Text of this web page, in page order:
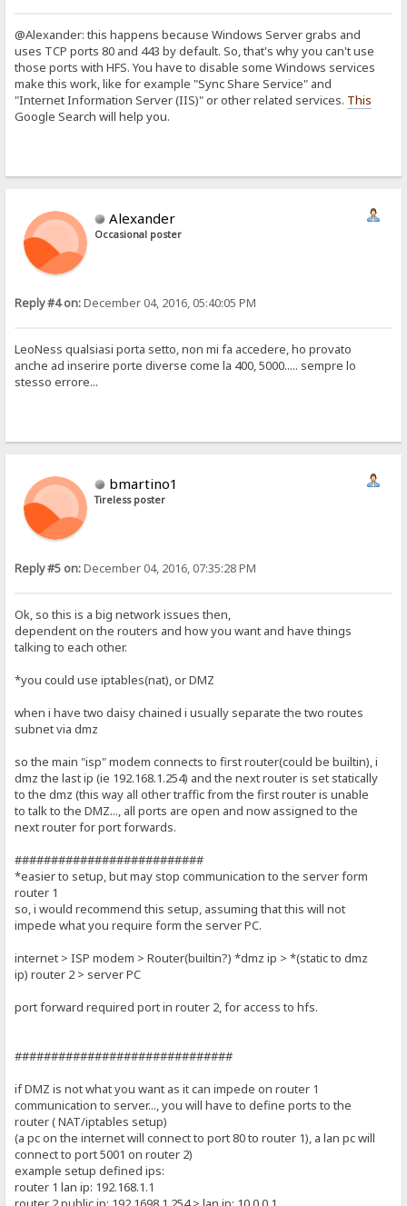
@Alexander: this happens because Windows Server grabs and
uses TCP ports 80 and 443 by default. So, that's why you can't use
those ports with HFS. You have to disable some Windows services
make this work, like for example "Sync Share Service" and
"Internet Information Server (IIS)" or other related services. This
Google Search will help you.
Alexander
Occasional poster
Reply #4 on:December 04, 2016, 05:40:05 PM
LeoNess qualsiasi porta setto, non mi fa accedere, ho provato
anche ad inserire porte diverse come la 400, 5000..... sempre lo
stesso errore...
bmartino1
Tireless poster
Reply #5 on:December 04, 2016, 07:35:28 PM
Ok, so this is a big network issues then,
dependent on the routers and how you want and have things
talking to each other.
*you could use iptables(nat), or DMZ
when i have two daisy chained i usually separate the two routes
subnet via dmz
so the main "isp" modem connects to first router(could be builtin), i
dmz the last ip (ie 192.168.1.254) and the next router is set statically
to the dmz (this way all other traffic from the first router is unable
to talk to the DMZ..., all ports are open and now assigned to the
next router for port forwards.
##########################
*easier to setup, but may stop communication to the server form
router 1
so, i would recommend this setup, assuming that this will not
impede what you require form the server PC.
internet > ISP modem > Router(builtin?) *dmz ip > *(static to dmz
ip) router 2 > server PC
port forward required port in router 2, for access to hfs.
##############################
if DMZ is not what you want as it can impede on router 1
communication to server..., you will have to define ports to the
router ( NAT/iptables setup)
(a pc on the internet will connect to port 80 to router 1), a lan pc will
connect to port 5001 on router 2)
example setup defined ips:
router 1 lan ip: 192.168.1.1